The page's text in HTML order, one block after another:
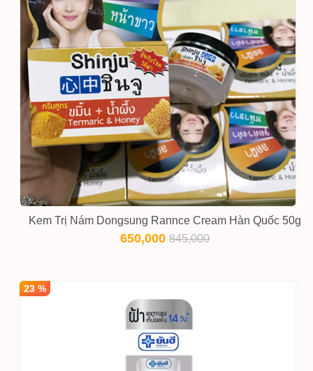
Kem Trị Nám Dongsung Rannce Cream Hàn Quốc 50g
650,000845,000
23 %